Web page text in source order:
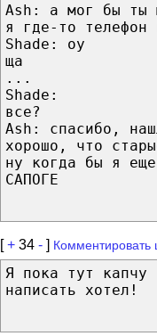
Ash: а мог бы ты
я где-то телефон
Shade: оу
ща
...
Shade:
все?
Ash: спасибо,
хорошо, что
ну когда бы я
САПОГЕ
[+ 34 - ] Комментировать
Я пока тут капчу
написать хотел!